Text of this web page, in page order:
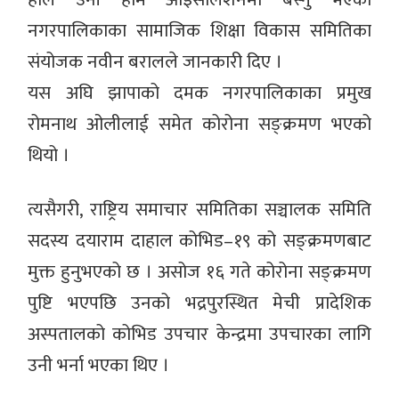
नगरपालिकाका सामाजिक शिक्षा विकास समितिका
संयोजक नवीन बरालले जानकारी दिए ।
यस अघि झापाको दमक नगरपालिकाका प्रमुख
रोमनाथ ओलीलाई समेत कोरोना सङ्क्रमण भएको
थियो ।
त्यसैगरी, राष्ट्रिय समाचार समितिका सञ्चालक समिति
सदस्य दयाराम दाहाल कोभिड–१९ को सङ्क्रमणबाट
मुक्त हुनुभएको छ । असोज १६ गते कोरोना सङ्क्रमण
पुष्टि भएपछि उनको भद्रपुरस्थित मेची प्रादेशिक
अस्पतालको कोभिड उपचार केन्द्रमा उपचारका लागि
उनी भर्ना भएका थिए ।